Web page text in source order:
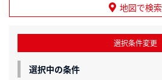
地図で検索
選択条件変更
選択中の条件